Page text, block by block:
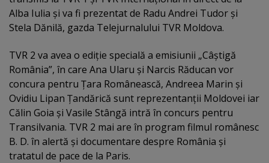
Alba Iulia şi va fi prezentat de Radu Andrei Tudor şi
Stela Dănilă, gazda Telejurnalului TVR Moldova.
TVR 2 va avea o ediţie specială a emisiunii „Câştigă
România”, în care Ana Ularu şi Narcis Răducan vor
concura pentru Ţara Românească, Andreea Marin şi
Ovidiu Lipan Ţandărică sunt reprezentanţii Moldovei iar
Călin Goia şi Vasile Stângă intră în concurs pentru
Transilvania. TVR 2 mai are în program filmul românesc
B. D. în alertă şi documentare despre România şi
tratatul de pace de la Paris.